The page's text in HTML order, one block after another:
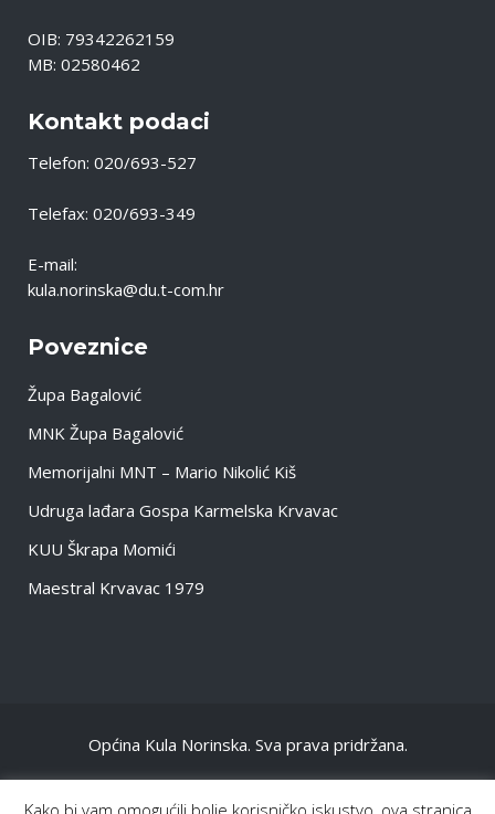
OIB: 79342262159
MB: 02580462
Kontakt podaci
Telefon: 020/693-527
Telefax: 020/693-349
E-mail:
kula.norinska@du.t-com.hr
Poveznice
Župa Bagalović
MNK Župa Bagalović
Memorijalni MNT – Mario Nikolić Kiš
Udruga lađara Gospa Karmelska Krvavac
KUU Škrapa Momići
Maestral Krvavac 1979
Općina Kula Norinska. Sva prava pridržana.
NASLOVNA